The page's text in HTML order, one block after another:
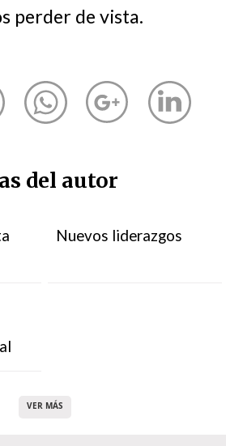
perder de vista.
del autor
Nuevos liderazgos
VER MÁS